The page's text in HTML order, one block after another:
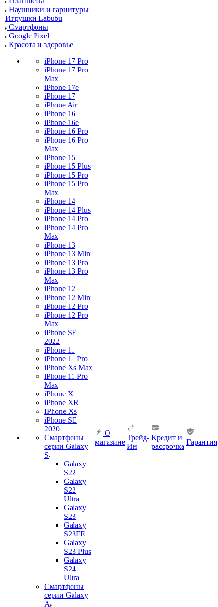
Наушники и гарнитуры
Игрушки Labubu
Смартфоны
Google Pixel
Красота и здоровье
iPhone 17 Pro
iPhone 17 Pro
Max
iPhone 17e
iPhone 17
iPhone Air
iPhone 16
iPhone 16e
iPhone 16 Pro
iPhone 16 Pro
Max
iPhone 15
iPhone 15 Plus
iPhone 15 Pro
iPhone 15 Pro
Max
iPhone 14
iPhone 14 Plus
iPhone 14 Pro
iPhone 14 Pro
Max
iPhone 13
iPhone 13 Mini
iPhone 13 Pro
iPhone 13 Pro
Max
iPhone 12
iPhone 12 Mini
iPhone 12 Pro
iPhone 12 Pro
Max
iPhone SE
2022
iPhone 11
iPhone 11 Pro
iPhone Xs Max
iPhone 11 Pro
Max
iPhone X
iPhone XR
IPhone Xs
iPhone SE
2020
Смартфоны
серии Galaxy
S
Galaxy
S22
Galaxy
S22
Ultra
Galaxy
S23
Galaxy
S23FE
Galaxy
S23 Plus
Galaxy
S24
Ultra
Смартфоны
серии Galaxy
A
О
магазине
Трейд-
Ин
Кредит и
рассрочка
Гарантия